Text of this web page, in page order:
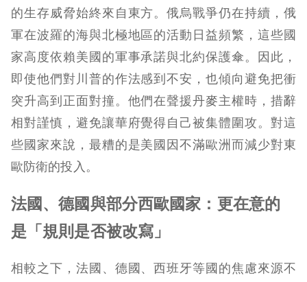
的生存威脅始終來自東方。俄烏戰爭仍在持續，俄
軍在波羅的海與北極地區的活動日益頻繁，這些國
家高度依賴美國的軍事承諾與北約保護傘。因此，
即使他們對川普的作法感到不安，也傾向避免把衝
突升高到正面對撞。他們在聲援丹麥主權時，措辭
相對謹慎，避免讓華府覺得自己被集體圍攻。對這
些國家來說，最糟的是美國因不滿歐洲而減少對東
歐防衛的投入。
法國、德國與部分西歐國家：更在意的
是「規則是否被改寫」
相較之下，法國、德國、西班牙等國的焦慮來源不